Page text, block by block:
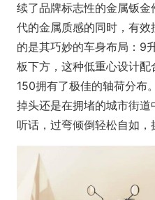
续了品牌标志性的金属钣
代的金属质感的同时，有
的是其巧妙的车身布局：9
板下方，这种低重心设计
150拥有了极佳的轴荷分布
掉头还是在拥堵的城市街
听话，过弯倾倒轻松自如，